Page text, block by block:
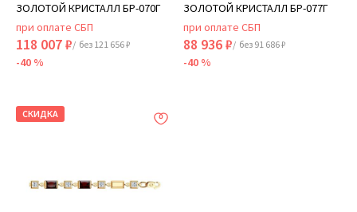
ЗОЛОТОЙ КРИСТАЛЛ БР-070Г
при оплате СБП
118 007 ₽/ без 121 656 ₽
-40 %
ЗОЛОТОЙ КРИСТАЛЛ БР-077Г
при оплате СБП
88 936 ₽/ без 91 686 ₽
-40 %
СКИДКА